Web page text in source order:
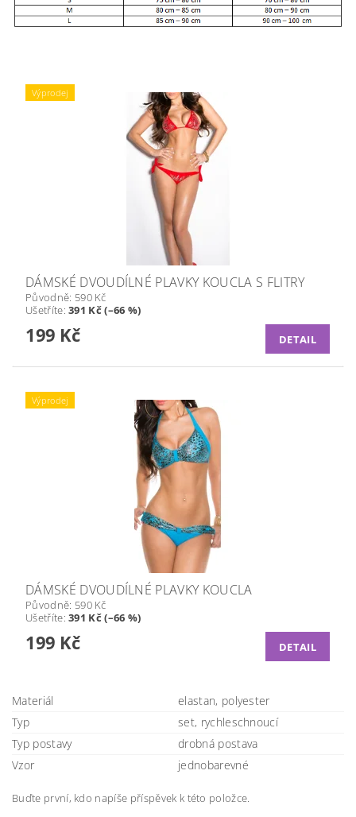
Výprodej
DÁMSKÉ DVOUDÍLNÉ PLAVKY KOUCLA S FLITRY
Původně: 590 Kč
Ušetříte:391 Kč (–66 %)
199 Kč DETAIL
Výprodej
DÁMSKÉ DVOUDÍLNÉ PLAVKY KOUCLA
Původně: 590 Kč
Ušetříte:391 Kč (–66 %)
199 Kč DETAIL
Materiál
elastan, polyester
Typ
set, rychleschnoucí
Typ postavy
drobná postava
Vzor
jednobarevné
Buďte první, kdo napíše příspěvek k této položce.